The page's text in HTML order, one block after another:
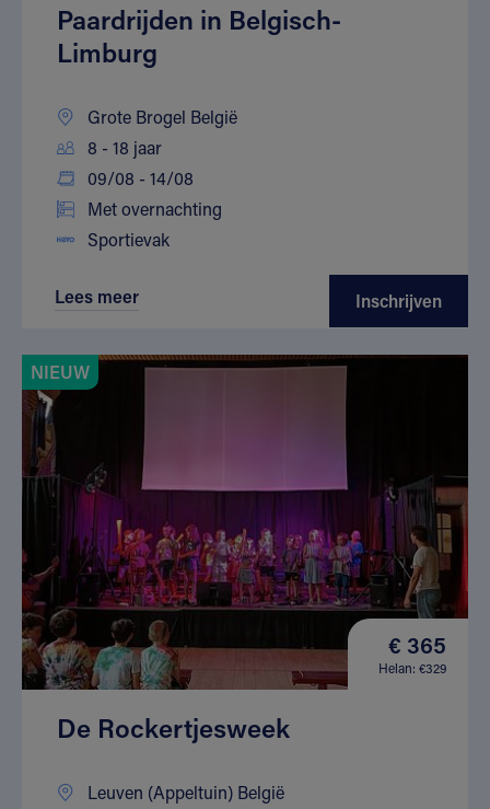
Paardrijden in Belgisch-
Limburg
Grote Brogel België
8 - 18 jaar
09/08 - 14/08
Met overnachting
Sportievak
Lees meer Inschrijven
NIEUW
€ 365
Helan: €329
De Rockertjesweek
Leuven (Appeltuin) België